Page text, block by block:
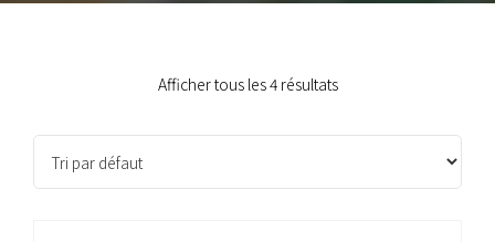
Afficher tous les 4 résultats